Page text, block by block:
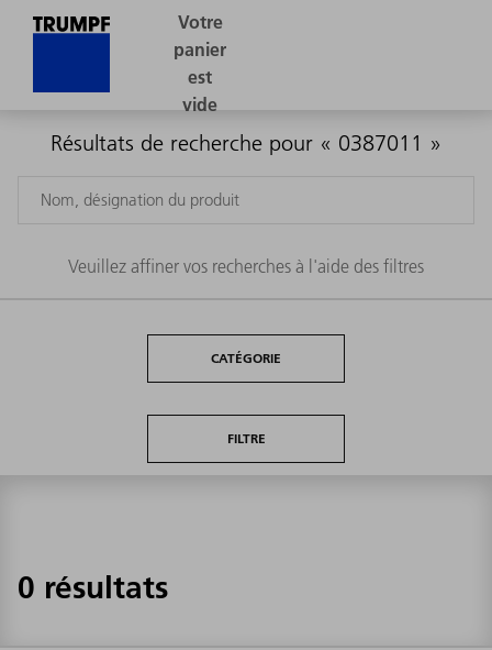
Résultats de recherche pour « 0387011 »
Veuillez affiner vos recherches à l'aide des filtres
CATÉGORIE
FILTRE
0 résultats